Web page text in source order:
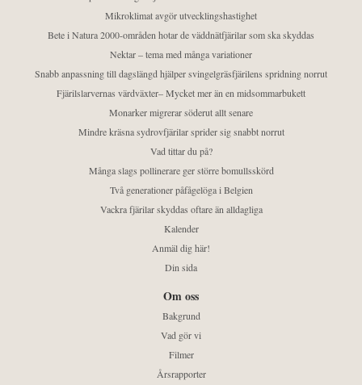
Mikroklimat avgör utvecklingshastighet
Bete i Natura 2000-områden hotar de väddnätfjärilar som ska skyddas
Nektar – tema med många variationer
Snabb anpassning till dagslängd hjälper svingelgräsfjärilens spridning norrut
Fjärilslarvernas värdväxter– Mycket mer än en midsommarbukett
Monarker migrerar söderut allt senare
Mindre kräsna sydrovfjärilar sprider sig snabbt norrut
Vad tittar du på?
Många slags pollinerare ger större bomullsskörd
Två generationer påfågelöga i Belgien
Vackra fjärilar skyddas oftare än alldagliga
Kalender
Anmäl dig här!
Din sida
Om oss
Bakgrund
Vad gör vi
Filmer
Årsrapporter